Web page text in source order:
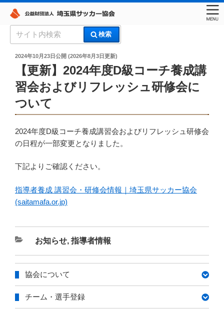
索:
検索
埼玉県サッカー協会
投
2024年10月23日公開 (2026年8月3日更新)
【更新】2024年度D級コーチ養成講
習会およびリフレッシュ研修会に
ついて
2024年度D級コーチ養成講習会およびリフレッシュ研修会
の日程が一部変更となりました。
下記よりご確認ください。
指導者養成 講習会・研修会情報｜埼玉県サッカー協会
(saitamafa.or.jp)
カ
テ
リ
お知らせ, 指導者情報
協会について
チーム・選手登録